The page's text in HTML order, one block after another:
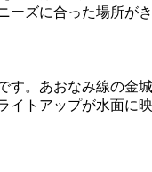
ズに合った場所がき
。あおなみ線の
トアップが水面